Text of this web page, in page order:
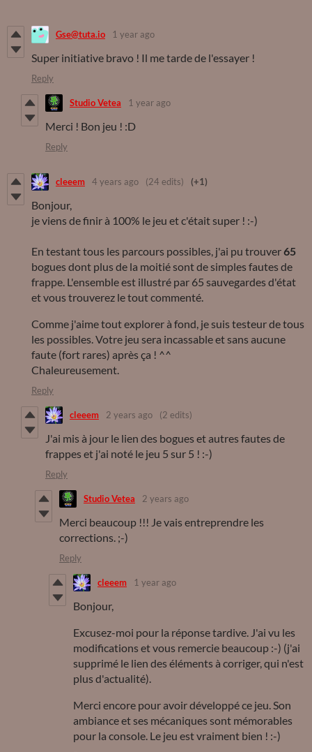
Gse@tuta.io 1 year ago
Super initiative bravo ! Il me tarde de l'essayer !
Reply
Studio Vetea 1 year ago
Merci ! Bon jeu ! :D
Reply
cleeem 4 years ago (24 edits) (+1)
Bonjour,
je viens de finir à 100% le jeu et c'était super ! :-)
En testant tous les parcours possibles, j'ai pu trouver65
bogues dont plus de la moitié sont de simples fautes de
frappe. L'ensemble est illustré par 65 sauvegardes d'état
et vous trouverez le tout commenté.
Comme j'aime tout explorer à fond, je suis testeur de tous
les possibles. Votre jeu sera incassable et sans aucune
faute (fort rares) après ça ! ^^
Chaleureusement.
Reply
cleeem 2 years ago (2 edits)
J'ai mis à jour le lien des bogues et autres fautes de
frappes et j'ai noté le jeu 5 sur 5 ! :-)
Reply
Studio Vetea 2 years ago
Merci beaucoup !!! Je vais entreprendre les
corrections. ;-)
Reply
cleeem 1 year ago
Bonjour,
Excusez-moi pour la réponse tardive. J'ai vu les
modifications et vous remercie beaucoup :-) (j'ai
supprimé le lien des éléments à corriger, qui n'est
plus d'actualité).
Merci encore pour avoir développé ce jeu. Son
ambiance et ses mécaniques sont mémorables
pour la console. Le jeu est vraiment bien ! :-)